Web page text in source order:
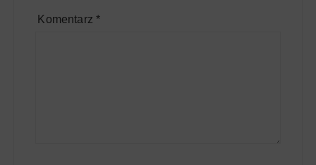
Komentarz *